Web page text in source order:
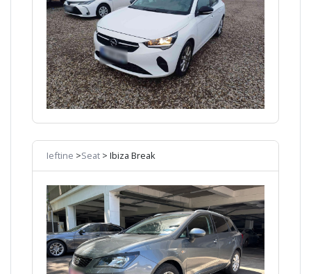
Ieftine >Seat > Ibiza Break